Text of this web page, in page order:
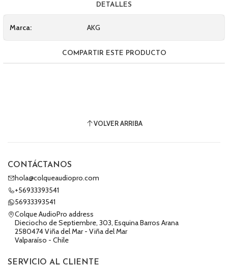
DETALLES
Marca: AKG
COMPARTIR ESTE PRODUCTO
VOLVER ARRIBA
CONTÁCTANOS
hola@colqueaudiopro.com
+56933393541
56933393541
Colque AudioPro address
Dieciocho de Septiembre, 303, Esquina Barros Arana
2580474 Viña del Mar - Viña del Mar
Valparaíso - Chile
SERVICIO AL CLIENTE